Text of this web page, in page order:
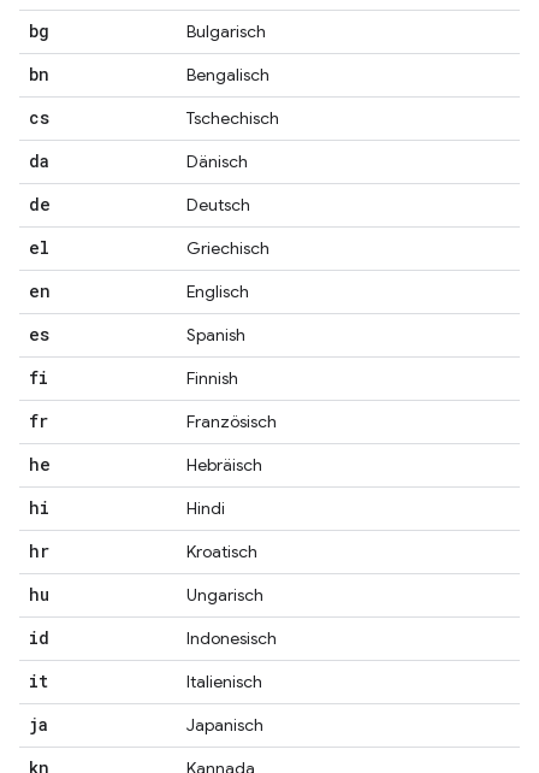
bg Bulgarisch
bn Bengalisch
cs Tschechisch
da Dänisch
de Deutsch
el Griechisch
en Englisch
es Spanish
fi Finnish
fr Französisch
he Hebräisch
hi Hindi
hr Kroatisch
hu Ungarisch
id Indonesisch
it Italienisch
ja Japanisch
kn Kannada